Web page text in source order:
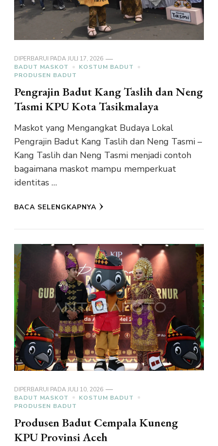
DIPERBARUI PADAJULI 17, 2026
BADUT MASKOT
KOSTUM BADUT
PRODUSEN BADUT
Pengrajin Badut Kang Taslih dan Neng
Tasmi KPU Kota Tasikmalaya
Maskot yang Mengangkat Budaya Lokal
Pengrajin Badut Kang Taslih dan Neng Tasmi –
Kang Taslih dan Neng Tasmi menjadi contoh
bagaimana maskot mampu memperkuat
identitas …
BACA SELENGKAPNYA
DIPERBARUI PADAJULI 10, 2026
BADUT MASKOT
KOSTUM BADUT
PRODUSEN BADUT
Produsen Badut Cempala Kuneng
KPU Provinsi Aceh